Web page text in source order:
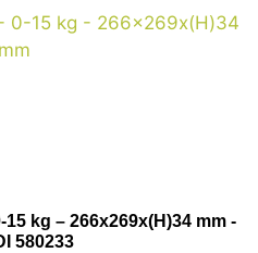
kg – 266x269x(H)34 mm -
580233